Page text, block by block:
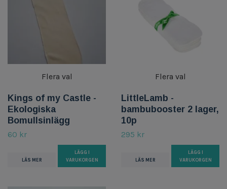
Flera val
Kings of my Castle -
Ekologiska
Bomullsinlägg
60 kr
LÄS MER
LÄGG I
VARUKORGEN
Flera val
LittleLamb -
bambubooster 2 lager,
10p
295 kr
LÄS MER
LÄGG I
VARUKORGEN